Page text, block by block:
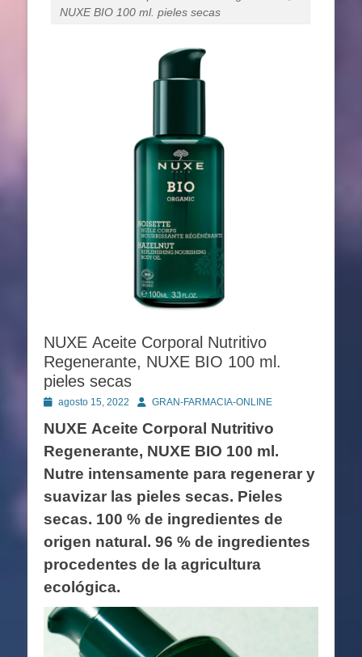
NUXE BIO 100 ml. pieles secas
NUXE Aceite Corporal Nutritivo
Regenerante, NUXE BIO 100 ml.
pieles secas
Publicado
agosto 15, 2022 AutorGRAN-FARMACIA-ONLINE
NUXE Aceite Corporal Nutritivo
Regenerante, NUXE BIO 100 ml.
Nutre intensamente para regenerar y
suavizar las pieles secas. Pieles
secas. 100 % de ingredientes de
origen natural. 96 % de ingredientes
procedentes de la agricultura
ecológica.